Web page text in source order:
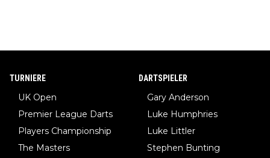
TURNIERE
UK Open
Premier League Darts
Players Championship
The Masters
DARTSPIELER
Gary Anderson
Luke Humphries
Luke Littler
Stephen Bunting